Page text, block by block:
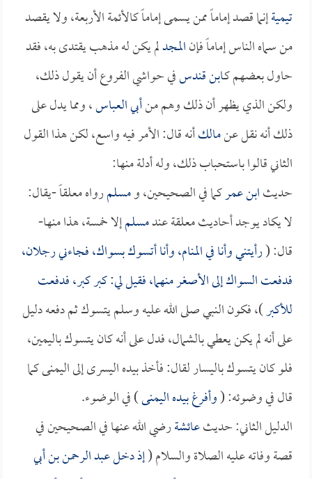
تيميةإنما قصد إماماً ممن يسمى إماماً كالأئمة الأربعة، ولا يقصد
من سماه الناس إماماً فإنالمجدلم يكن له مذهب يقتدى به، فقد
حاول بعضهم كـابن قندسفي حواشي الفروع أن يقول ذلك،
ولكن الذي يظهر أن ذلك وهم منأبي العباس، ومما يدل على
ذلك أنه نقل عنمالكأنه قال: الأمر فيه واسع، لكن هذا القول
الثاني قالوا باستحباب ذلك، وله أدلة منها:
حديثابن عمركما في الصحيحين، ومسلمرواه معلقاً -يقال:
لا يكاد يوجد أحاديث معلقة عندمسلمإلا خمسة، هذا منها-
قال: (رأيتني وأنا في المنام، وأنا أتسوك بسواك، فجاءني رجلان،
فدفعت السواك إلى الأصغر منهما، فقيل لي: كبر كبر، فدفعت
للأكبر)، فكون النبي صلى الله عليه وسلم يتسوك ثم دفعه دليل
على أنه لم يكن يعطي بالشمال، فدل على أنه كان يتسوك باليمين،
فلو كان يتسوك باليسار لقال: فأخذ بيده اليسرى إلى اليمنى كما
قال في وضوئه: (وأفرغ بيده اليمنى) في الوضوء.
الدليل الثاني: حديثعائشةرضي الله عنها في الصحيحين في
قصة وفاته عليه الصلاة والسلام (إذ دخلعبد الرحمن بن أبي